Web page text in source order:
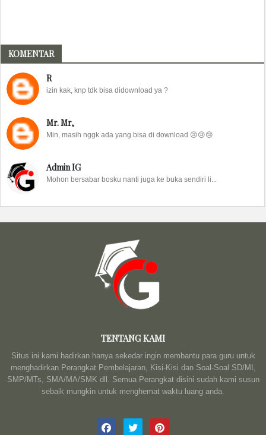
KOMENTAR
R
izin kak, knp tdk bisa didownload ya ?
Mr. Mr,
Min, masih nggk ada yang bisa di download 😢😢😢
Admin IG
Mohon bersabar bosku nanti juga ke buka sendiri li...
TENTANG KAMI
Situs ini kami hadirkan hanya sekedar ingin membantu para guru untuk
menghadirkan Perangkat Pembelajaran, Kisi-Kisi dan Soal-Soal SD/MI,
SMP/MTs, SMA/MA/SMK dll. Semua Perangkat disini sudah kami susun
sebaik mungkin untuk menghemat waktu luang anda.